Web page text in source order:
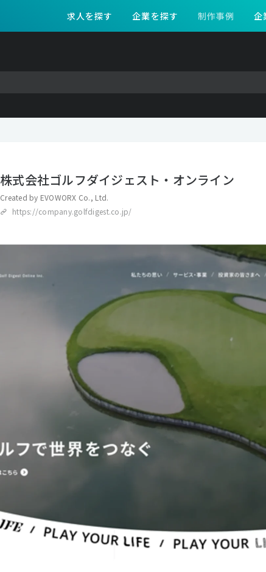
求人を探す 企業を探す 制作事例 企
株式会社ゴルフダイジェスト・オンライン
Created by EVOWORX Co., Ltd.
https://company.golfdigest.co.jp/